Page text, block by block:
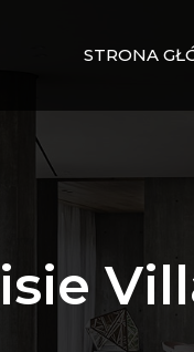
STRONA